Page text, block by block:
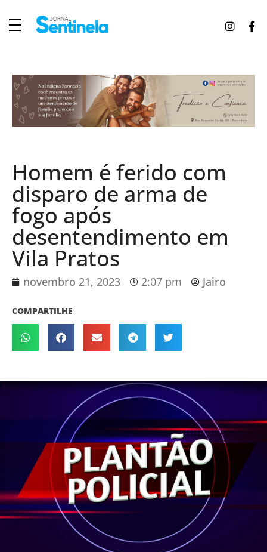
Homem é ferido com
disparo de arma de
fogo após
desentendimento em
Vila Pratos
novembro 21, 2023 2:07 pm Jairo
COMPARTILHE